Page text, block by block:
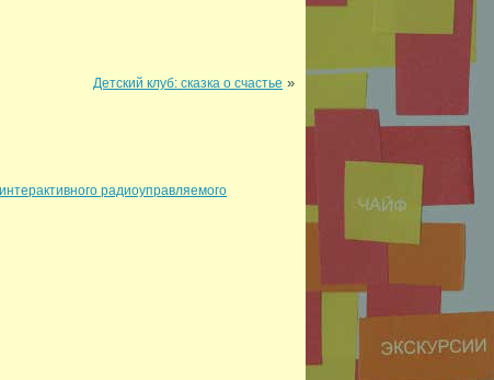
Детский клуб: сказка о счастье »
радиоуправляемого